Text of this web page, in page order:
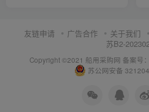
友链申请 广告合作 关于我们
苏B2-
Copyright ©2021 船用采购网 备案号
苏公网安备